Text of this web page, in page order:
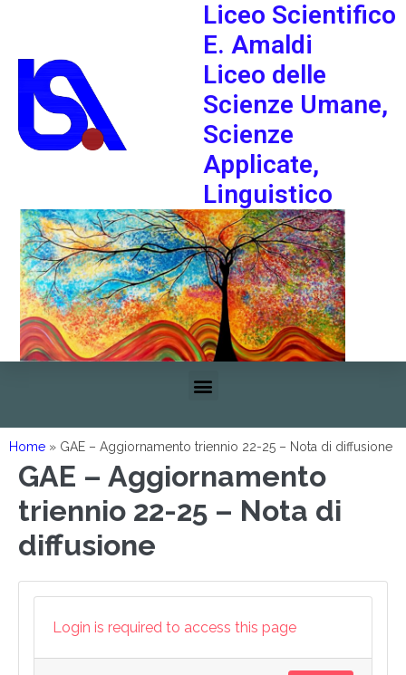
Liceo Scientifico
E. Amaldi
Liceo delle
Scienze Umane,
Scienze
Applicate,
Linguistico
Home » GAE – Aggiornamento triennio 22-25 – Nota di diffusione
GAE – Aggiornamento
triennio 22-25 – Nota di
diffusione
Login is required to access this page